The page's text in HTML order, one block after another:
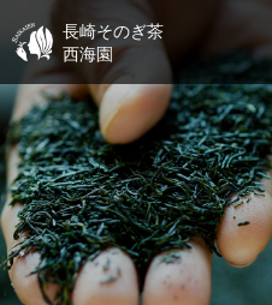
長崎そのぎ茶
西海園